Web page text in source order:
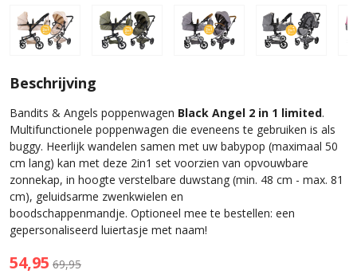
Beschrijving
Bandits & Angels poppenwagen Black Angel 2 in 1 limited.
Multifunctionele poppenwagen die eveneens te gebruiken is als
buggy. Heerlijk wandelen samen met uw babypop (maximaal 50
cm lang) kan met deze 2in1 set voorzien van opvouwbare
zonnekap, in hoogte verstelbare duwstang (min. 48 cm - max. 81
cm), geluidsarme zwenkwielen en
boodschappenmandje. Optioneel mee te bestellen: een
gepersonaliseerd luiertasje met naam!
54,95 69,95